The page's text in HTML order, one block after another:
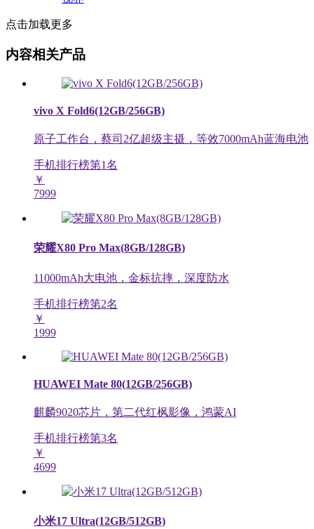
点击加载更多
内容相关产品
vivo X Fold6(12GB/256GB)
原子工作台，蔡司2亿超级主摄，等效7000mAh蓝海电池
手机排行榜第1名
￥
7999
荣耀X80 Pro Max(8GB/128GB)
11000mAh大电池，金标抗摔，深度防水
手机排行榜第2名
￥
1999
HUAWEI Mate 80(12GB/256GB)
麒麟9020芯片，第二代红枫影像，鸿蒙AI
手机排行榜第3名
￥
4699
小米17 Ultra(12GB/512GB)